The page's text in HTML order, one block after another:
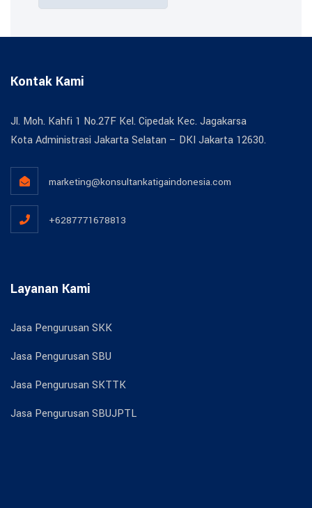
Kontak Kami
Jl. Moh. Kahfi 1 No.27F Kel. Cipedak Kec. Jagakarsa
Kota Administrasi Jakarta Selatan – DKI Jakarta 12630.
marketing@konsultankatigaindonesia.com
+6287771678813
Layanan Kami
Jasa Pengurusan SKK
Jasa Pengurusan SBU
Jasa Pengurusan SKTTK
Jasa Pengurusan SBUJPTL